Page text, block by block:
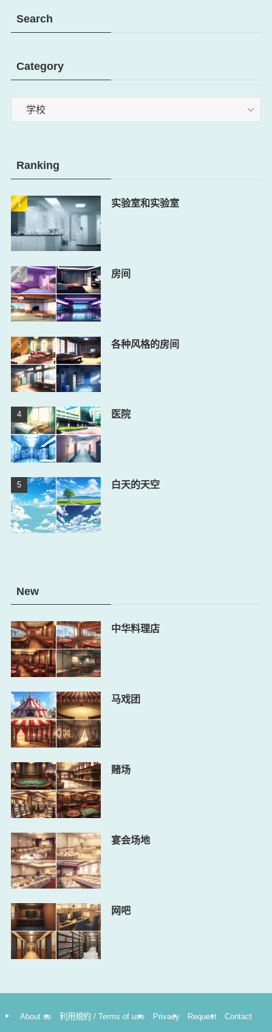
Search
Category
Category
Ranking
实验室和实验室
房间
各种风格的房间
医院
白天的天空
New
中华料理店
马戏团
赌场
宴会场地
网吧
About us 利用規約 / Terms of use Privacy Request Contact